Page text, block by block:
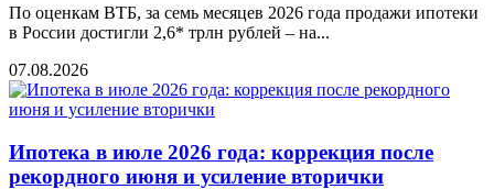
По оценкам ВТБ, за семь месяцев 2026 года продажи ипотеки
в России достигли 2,6* трлн рублей – на...
07.08.2026
Ипотека в июле 2026 года: коррекция после
рекордного июня и усиление вторички